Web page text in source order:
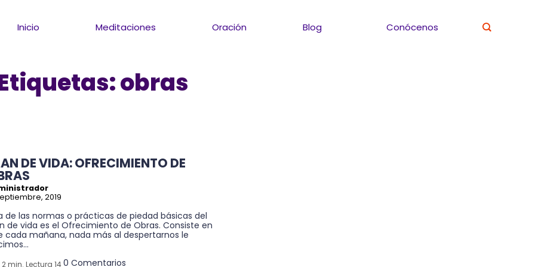
Inicio Meditaciones Oración Blog Conócenos
obras
DE VIDA: OFRECIMIENTO DE
2019
de las normas o prácticas de piedad básicas del
de vida es el Ofrecimiento de Obras. Consiste en
cada mañana, nada más al despertarnos le
2 min. Lectura 140 Comentarios